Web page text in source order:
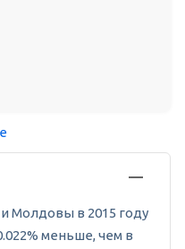
Молдовы в 2015 году
меньше, чем в